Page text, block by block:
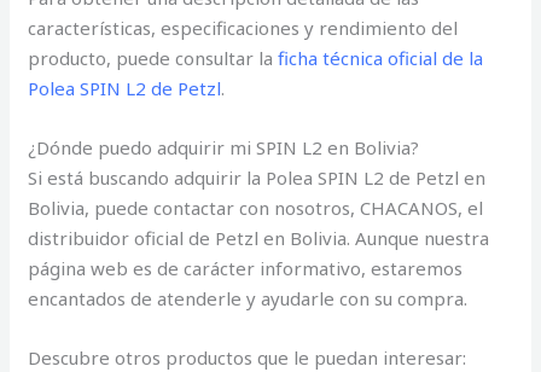
características, especificaciones y rendimiento del
producto, puede consultar laficha técnica oficial de la
Polea SPIN L2 de Petzl.
¿Dónde puedo adquirir mi SPIN L2 en Bolivia?
Si está buscando adquirir la Polea SPIN L2 de Petzl en
Bolivia, puede contactar con nosotros, CHACANOS, el
distribuidor oficial de Petzl en Bolivia. Aunque nuestra
página web es de carácter informativo, estaremos
encantados de atenderle y ayudarle con su compra.
Descubre otros productos que le puedan interesar: